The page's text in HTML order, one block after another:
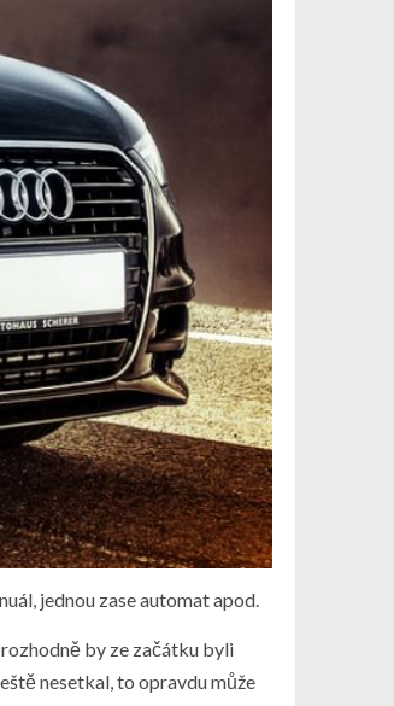
jednou zase automat apod.
by ze začátku byli
nesetkal, to opravdu může